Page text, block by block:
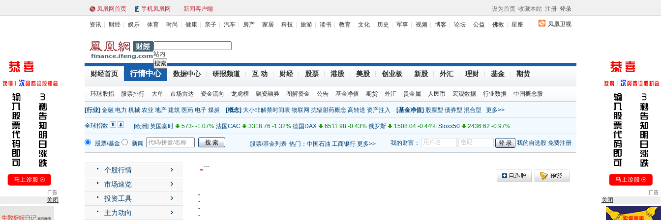
凤凰网首页 手机凤凰网 新闻客户端 设为首页 收藏本站 注册 登录
凤凰卫视
资讯 财经 娱乐 体育 时尚 健康 亲子 汽车 房产 家居 科技 旅游 读书 教育 文化 历史 军事 视频 博客 论坛 公益 佛教 星座
站内
财经首页 行情中心 数据中心 研报频道 互 动 财经 股票 港股 美股 创业板 新股 外汇 理财 基金 期货
环球股指 股票排行 大单 市场雷达 资金流向 龙虎榜 融资融券 图解资金 公告 基金净值 期货 外汇 贵金属 人民币 宏观数据 行业数据 中国概念股
[行业] 金融 电力 机械 农业 地产 建筑 医药 电子 煤炭 [概念] 大小非解禁时间表 物联网 抗辐射药概念 高转送 资产注入 [基金净值] 股票型 债券型 混合型 更多>>
全球指数
[亚太] 上证指数 2319.12 (1.00%) 深证成指 9466.14 1.78% 恒生指数 19664.10 -1.06% 台北 7233.69 0.17%韩国
1964.83 0.39%
[亚太]日经 8841.22 -0.09%澳大利亚 4348.48 0.45%新西兰 3294.64 0.40%印度孟买 17234.00 0.92%新加坡
2916.26 0.75%
[美洲]道琼斯 12660.50 -0.58% 纳斯达克 2816.55 0.40%标普500 1316.33 -0.16%加拿大 12466.50 0.02%巴西
62904.20 -0.08%
[欧洲] 英国富时 573- -1.07% 法国CAC 3318.76 -1.32% 德国DAX 6511.98 -0.43% 俄罗斯 1508.04 -0.44% Stoxx50
2436.62 -0.97%
[其他]纽约原油 99.70 0.00%纽约黄金 78.83 0.00% 基金指数
3782.30 1.37%
[亚太] 上证指数 2319.12 (1.00%) 深证成指 9466.14 1.78% 恒生指数 19664.10 -1.06%台北 7233.69 0.17%韩国
1964.83 0.39%
[亚太]日经 8841.22 -0.09%
[美洲]道琼斯 12660.50 -0.58%
62904.20 -0.08%
英国富时
纽约原油 99.70 0.00%
股票/基金 新闻 股票/基金列表 热门： 中国石油 工商银行 更多>> 我的财富： 我的自选股 免费注册
个股行情
市场速览
投资工具
主力动向
----
-
-
-
-
关闭 关闭